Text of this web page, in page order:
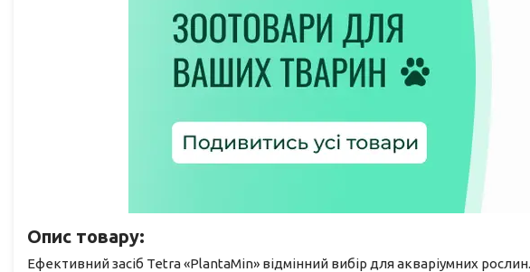
Опис товару:
Ефективний засіб Tetra «PlantaMin» відмінний вибір для акваріумних